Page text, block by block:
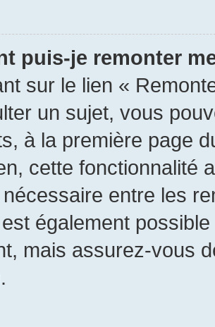
puis-je remonter
sur le lien «
un sujet, vous
à la première page
cette fonctionnalité
nécessaire entre les
également
mais assurez-vous